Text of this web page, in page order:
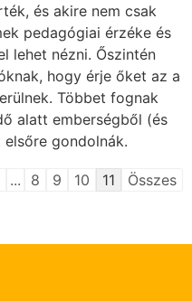
és akire nem csak
pedagógiai érzéke és
lehet nézni. Őszintén
hogy érje őket az a
Többet fognak
alatt emberségből (és
gondolnák.
... 8 9 10 11 Összes